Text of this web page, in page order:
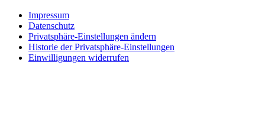
Impressum
Datenschutz
Privatsphäre-Einstellungen ändern
Historie der Privatsphäre-Einstellungen
Einwilligungen widerrufen